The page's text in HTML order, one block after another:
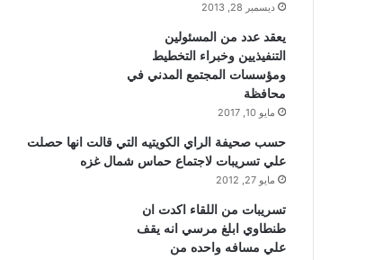
ديسمبر 28, 2013
يعقد عدد من المسئولين
التنفيذيين وخبراء التخطيط
ومؤسسات المجتمع المدني في
محافظة
مايو 10, 2017
حسب صحيفة الراي الكويتيه التي قالت انها حصلت
علي تسريبات لاجتماع حماس شمال غزه
مايو 27, 2012
تسريبات من اللقاء اكدت ان
طنطاوي ابلغ مرسي انه يقف
علي مسافه واحده من